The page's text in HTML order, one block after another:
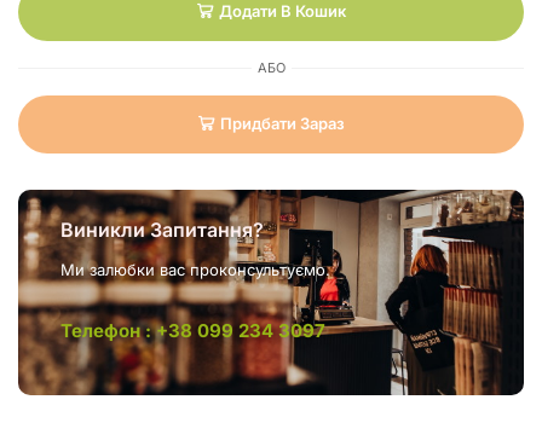
Додати В Кошик
АБО
Придбати Зараз
Виникли Запитання?
Ми залюбки вас проконсультуємо.
Телефон : +38 099 234 3097